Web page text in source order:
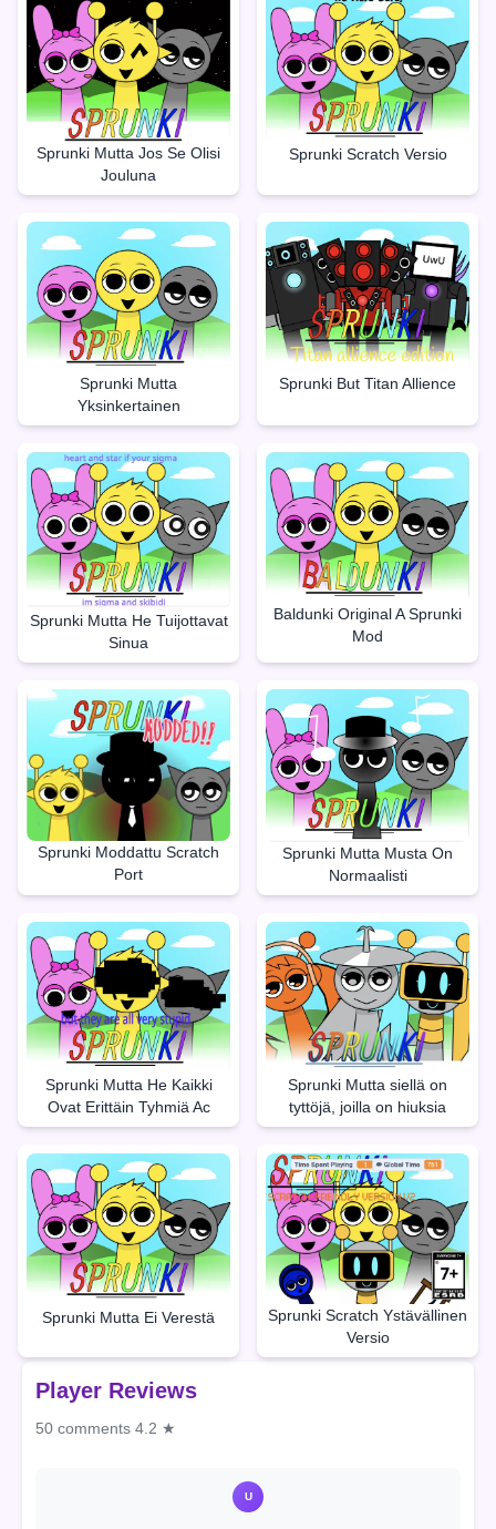
Sprunki Mutta Jos Se Olisi
Jouluna
Sprunki Scratch Versio
Sprunki Mutta
Yksinkertainen
Sprunki But Titan Allience
Sprunki Mutta He Tuijottavat
Sinua
Baldunki Original A Sprunki
Mod
Sprunki Moddattu Scratch
Port
Sprunki Mutta Musta On
Normaalisti
Sprunki Mutta He Kaikki
Ovat Erittäin Tyhmiä Ac
Sprunki Mutta siellä on
tyttöjä, joilla on hiuksia
Sprunki Mutta Ei Verestä
Sprunki Scratch Ystävällinen
Versio
Player Reviews
50 comments 4.2 ★
U